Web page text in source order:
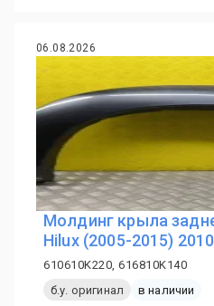
06.08.2026
Молдинг крыла
Hilux (2005-2015)
610610K220, 616810K140
б.у. оригинал
в наличии